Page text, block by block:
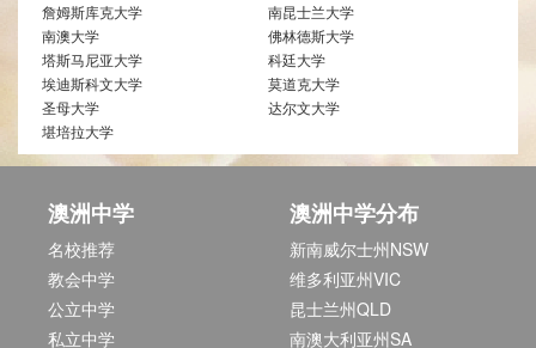
詹姆斯库克大学
南昆士兰大学
南澳大学
佛林德斯大学
塔斯马尼亚大学
科廷大学
埃迪斯科文大学
莫道克大学
圣母大学
达尔文大学
堪培拉大学
澳洲中学
名校推荐
教会中学
公立中学
私立中学
澳洲中学分布
新南威尔士州NSW
维多利亚州VIC
昆士兰州QLD
南澳大利亚州SA